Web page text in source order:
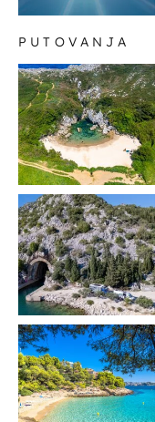
PUTOVANJA